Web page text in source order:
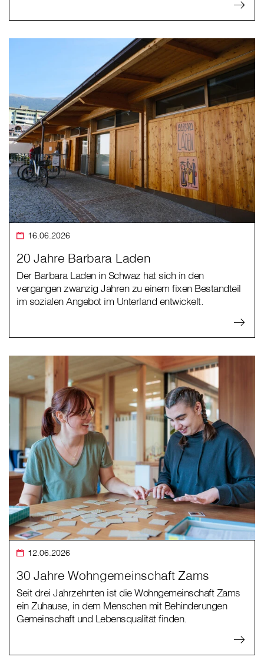
16.06.2026
20 Jahre Barbara Laden
Der Barbara Laden in Schwaz hat sich in den
vergangen zwanzig Jahren zu einem fixen Bestandteil
im sozialen Angebot im Unterland entwickelt.
12.06.2026
30 Jahre Wohngemeinschaft Zams
Seit drei Jahrzehnten ist die Wohngemeinschaft Zams
ein Zuhause, in dem Menschen mit Behinderungen
Gemeinschaft und Lebensqualität finden.